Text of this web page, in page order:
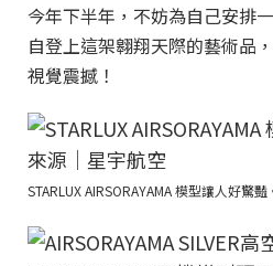
今年下半年，不妨為自己安排
自登上這架翱翔天際的藝術品
視覺震撼！
STARLUX AIRSORAYAMA 模型讓人好驚